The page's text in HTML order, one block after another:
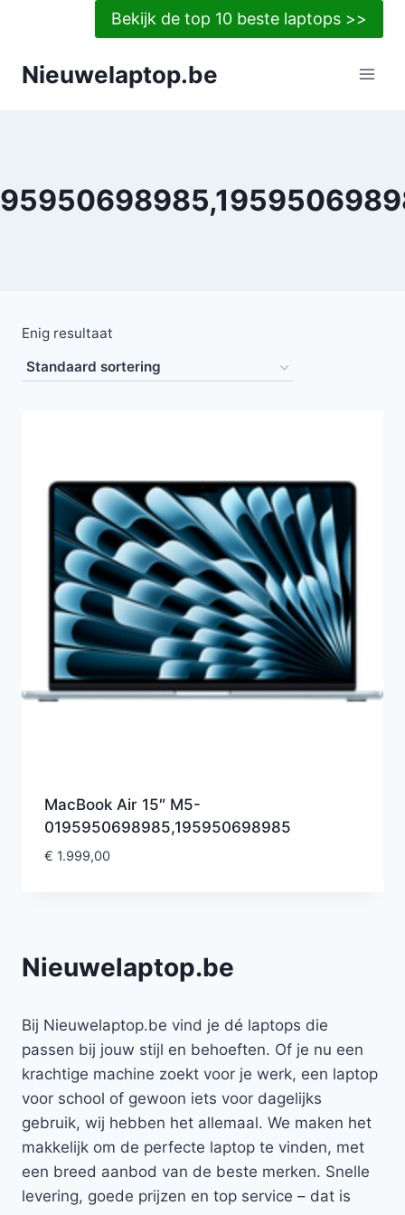
Bekijk de top 10 beste laptops >>
Nieuwelaptop.be
Enig resultaat
MacBook Air 15″ M5-
0195950698985,195950698985
€ 1.999,00
Nieuwelaptop.be
Bij Nieuwelaptop.be vind je dé laptops die
passen bij jouw stijl en behoeften. Of je nu een
krachtige machine zoekt voor je werk, een laptop
voor school of gewoon iets voor dagelijks
gebruik, wij hebben het allemaal. We maken het
makkelijk om de perfecte laptop te vinden, met
een breed aanbod van de beste merken. Snelle
levering, goede prijzen en top service – dat is